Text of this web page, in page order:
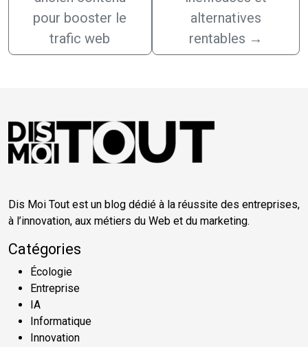
pour booster le
trafic web
alternatives
rentables →
Dis Moi Tout est un blog dédié à la réussite des entreprises,
à l’innovation, aux métiers du Web et du marketing.
Catégories
Écologie
Entreprise
IA
Informatique
Innovation